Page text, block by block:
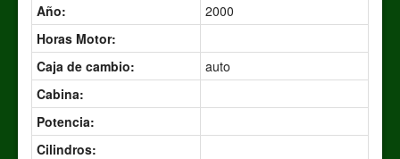
Año:
2000
Horas Motor:
Caja de cambio:
auto
Cabina:
Potencia:
Cilindros: